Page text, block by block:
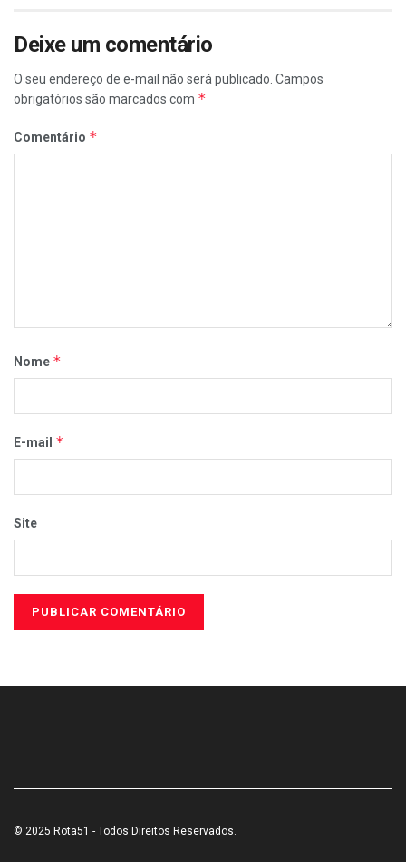
Deixe um comentário
O seu endereço de e-mail não será publicado. Campos
obrigatórios são marcados com *
Comentário *
Nome *
E-mail *
Site
© 2025 Rota51 - Todos Direitos Reservados.